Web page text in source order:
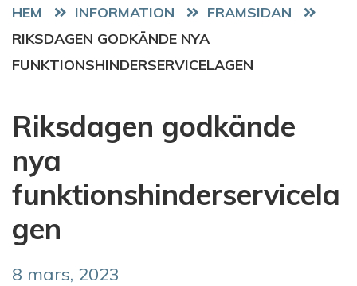
HEM
FRAMSIDAN
RIKSDAGEN GODKÄNDE NYA
FUNKTIONSHINDERSERVICELAGEN
Riksdagen godkände
nya
funktionshinderservicela
gen
8 mars, 2023